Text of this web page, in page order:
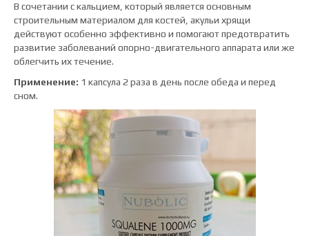
В сочетании с кальцием, который является основным
строительным материалом для костей, акульи хрящи
действуют особенно эффективно и помогают предотвратить
развитие заболеваний опорно-двигательного аппарата или же
облегчить их течение.
Применение: 1 капсула 2 раза в день после обеда и перед
сном.